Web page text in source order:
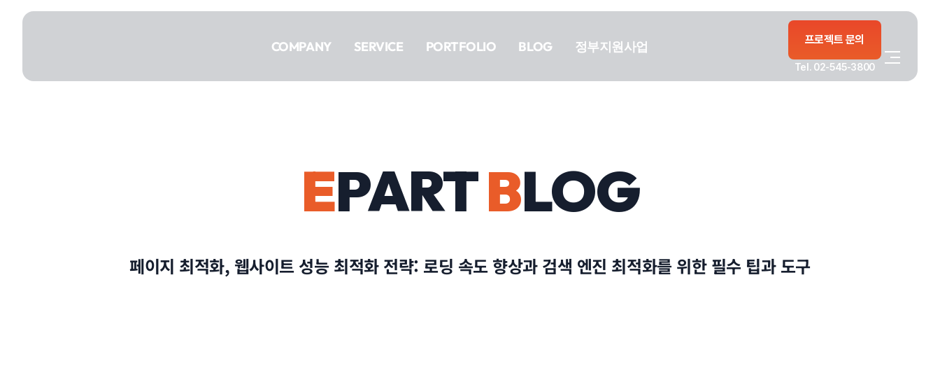
건너뛰기
COMPANY SERVICE PORTFOLIO BLOG 정부지원사업 프로젝트 문의
Tel. 02-545-3800
PORTFOLIO
EPARTBLOG
페이지 최적화, 웹사이트 성능 최적화 전략: 로딩 속도 향상과 검색 엔진 최적화를 위한 필수 팁과 도구